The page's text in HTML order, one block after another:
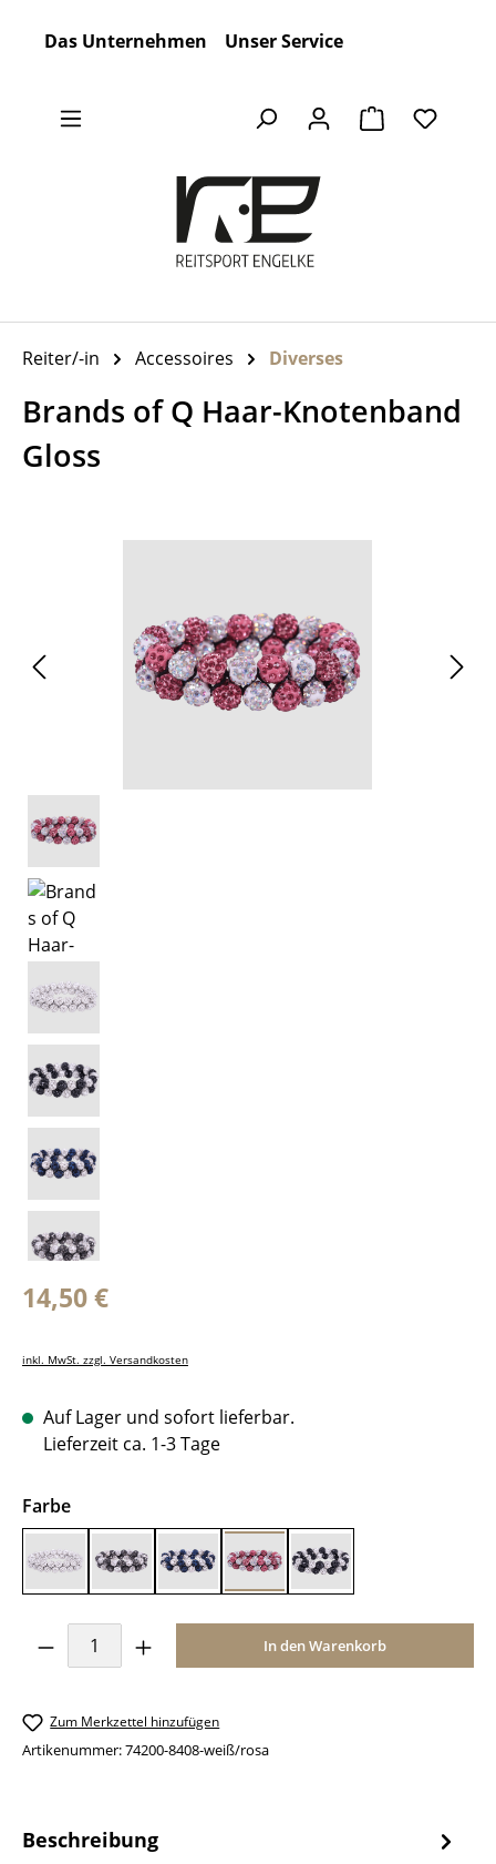
Das Unternehmen Unser Service
Warenkorb
Reiter/-in Accessoires Diverses
Brands of Q Haar-Knotenband
Gloss
Regulärer Preis:
14,50 €
inkl. MwSt. zzgl. Versandkosten
Auf Lager und sofort lieferbar.
Lieferzeit ca. 1-3 Tage
Farbeauswählen
weiß weiß/grauweiß/navyweiß/rosaweiß/schwarz
Produkt Anzahl: Gib den gewünschten
In den Warenkorb
Zum Merkzettel hinzufügen
Artikenummer:74200-8408-weiß/rosa
Beschreibung